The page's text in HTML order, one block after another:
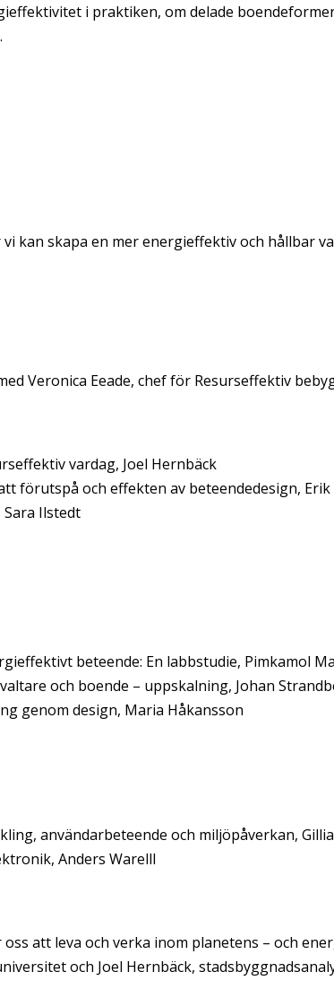
i praktiken, om delade
kan skapa en mer energieffektiv och hållbar
Veronica Eeade, chef för Resurseffektiv
vardag, Joel Hernbäck
förutspå och effekten av beteendedesign, Erik
Ilstedt
beteende: En labbstudie, Pimkamol
och boende – uppskalning, Johan
genom design, Maria Håkansson
användarbeteende och miljöpåverkan,
Anders Warelll
att leva och verka inom planetens – och
och Joel Hernbäck,